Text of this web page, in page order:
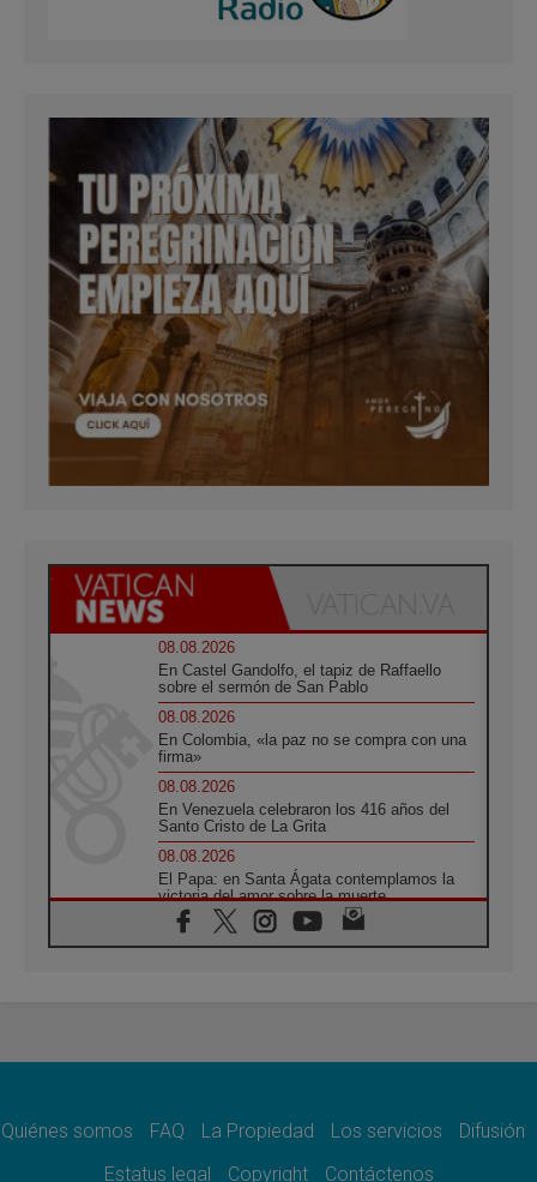
08.08.2026
En Castel Gandolfo, el tapiz de Raffaello
sobre el sermón de San Pablo
08.08.2026
En Colombia, «la paz no se compra con una
firma»
08.08.2026
En Venezuela celebraron los 416 años del
Santo Cristo de La Grita
08.08.2026
El Papa: en Santa Ágata contemplamos la
victoria del amor sobre la muerte
08.08.2026
León XIV visitará el Santuario de la Madre
07.08.2026
07.08.2026
el compromiso del cristiano"
Quiénes somos FAQ La Propiedad Los servicios
Difusión
Estatus legal
Copyright Contáctenos